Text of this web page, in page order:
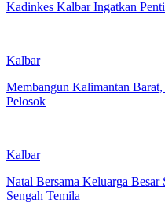
Kadinkes Kalbar Ingatkan
Kalbar
Membangun Kalimantan
Pelosok
Kalbar
Natal Bersama Keluarga
Sengah Temila